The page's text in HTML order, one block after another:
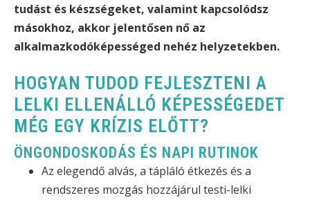
tudást és készségeket, valamint kapcsolódsz
másokhoz, akkor jelentősen nő az
alkalmazkodóképességed nehéz helyzetekben.
HOGYAN TUDOD FEJLESZTENI A
LELKI ELLENÁLLÓ KÉPESSÉGEDET
MÉG EGY KRÍZIS ELŐTT?
ÖNGONDOSKODÁS ÉS NAPI RUTINOK
Az elegendő alvás, a tápláló étkezés és a
rendszeres mozgás hozzájárul testi-lelki